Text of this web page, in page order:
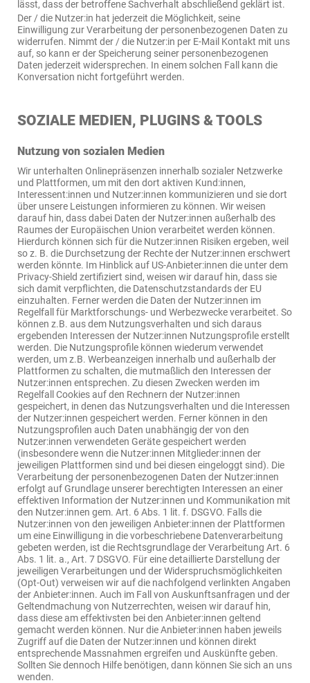
lässt, dass der betroffene Sachverhalt abschließend geklärt ist.
Der / die Nutzer:in hat jederzeit die Möglichkeit, seine
Einwilligung zur Verarbeitung der personenbezogenen Daten zu
widerrufen. Nimmt der / die Nutzer:in per E-Mail Kontakt mit uns
auf, so kann er der Speicherung seiner personenbezogenen
Daten jederzeit widersprechen. In einem solchen Fall kann die
Konversation nicht fortgeführt werden.
SOZIALE MEDIEN, PLUGINS & TOOLS
Nutzung von sozialen Medien
Wir unterhalten Onlinepräsenzen innerhalb sozialer Netzwerke
und Plattformen, um mit den dort aktiven Kund:innen,
Interessent:innen und Nutzer:innen kommunizieren und sie dort
über unsere Leistungen informieren zu können. Wir weisen
darauf hin, dass dabei Daten der Nutzer:innen außerhalb des
Raumes der Europäischen Union verarbeitet werden können.
Hierdurch können sich für die Nutzer:innen Risiken ergeben, weil
so z. B. die Durchsetzung der Rechte der Nutzer:innen erschwert
werden könnte. Im Hinblick auf US-Anbieter:innen die unter dem
Privacy-Shield zertifiziert sind, weisen wir darauf hin, dass sie
sich damit verpflichten, die Datenschutzstandards der EU
einzuhalten. Ferner werden die Daten der Nutzer:innen im
Regelfall für Marktforschungs- und Werbezwecke verarbeitet. So
können z.B. aus dem Nutzungsverhalten und sich daraus
ergebenden Interessen der Nutzer:innen Nutzungsprofile erstellt
werden. Die Nutzungsprofile können wiederum verwendet
werden, um z.B. Werbeanzeigen innerhalb und außerhalb der
Plattformen zu schalten, die mutmaßlich den Interessen der
Nutzer:innen entsprechen. Zu diesen Zwecken werden im
Regelfall Cookies auf den Rechnern der Nutzer:innen
gespeichert, in denen das Nutzungsverhalten und die Interessen
der Nutzer:innen gespeichert werden. Ferner können in den
Nutzungsprofilen auch Daten unabhängig der von den
Nutzer:innen verwendeten Geräte gespeichert werden
(insbesondere wenn die Nutzer:innen Mitglieder:innen der
jeweiligen Plattformen sind und bei diesen eingeloggt sind). Die
Verarbeitung der personenbezogenen Daten der Nutzer:innen
erfolgt auf Grundlage unserer berechtigten Interessen an einer
effektiven Information der Nutzer:innen und Kommunikation mit
den Nutzer:innen gem. Art. 6 Abs. 1 lit. f. DSGVO. Falls die
Nutzer:innen von den jeweiligen Anbieter:innen der Plattformen
um eine Einwilligung in die vorbeschriebene Datenverarbeitung
gebeten werden, ist die Rechtsgrundlage der Verarbeitung Art. 6
Abs. 1 lit. a., Art. 7 DSGVO. Für eine detaillierte Darstellung der
jeweiligen Verarbeitungen und der Widerspruchsmöglichkeiten
(Opt-Out) verweisen wir auf die nachfolgend verlinkten Angaben
der Anbieter:innen. Auch im Fall von Auskunftsanfragen und der
Geltendmachung von Nutzerrechten, weisen wir darauf hin,
dass diese am effektivsten bei den Anbieter:innen geltend
gemacht werden können. Nur die Anbieter:innen haben jeweils
Zugriff auf die Daten der Nutzer:innen und können direkt
entsprechende Massnahmen ergreifen und Auskünfte geben.
Sollten Sie dennoch Hilfe benötigen, dann können Sie sich an uns
wenden.